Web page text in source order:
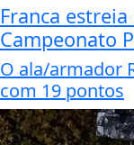
Franca
Campeonato
O ala/armador
com 19 pontos